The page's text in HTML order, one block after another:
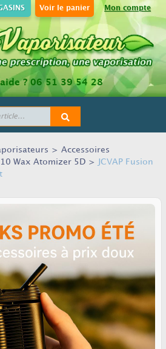
Mon compte
Voir le panier
?06 51 39 54 28
> Accessoires
Wax Atomizer 5D >
JCVAP Fusion